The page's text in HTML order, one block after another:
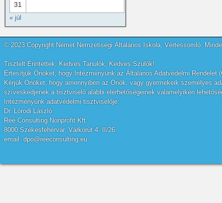
31
« júl
© 2023 Copyright Német Nemzetiségi Általános Iskola, Vértessomló.
Tisztelt Érintettek, Kedves Tanulók, Kedves Szülők!
Értesítjük Önöket, hogy Intézményünk az Általános Adatvédelmi
Kérjük Önöket, hogy amennyiben az Önök, vagy gyermekeik személyes
szíveskedjenek a tisztviselő alábbi elérhetőségeinek valamelyikén
Intézményünk adatvédelmi tisztviselője:
Dr. Lórodi László
Reé Consulting Nonprofit Kft.
8000 Székesfehérvár, Várkörút 4. II/26.
email: dpo@reeconsulting.eu